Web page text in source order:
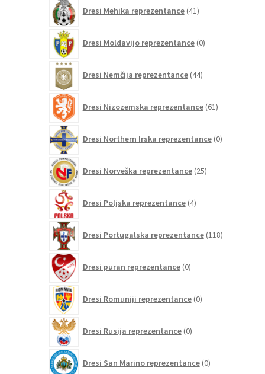
Dresi Mehika reprezentance 41izdelkov
Dresi Moldavijo reprezentance 0izdelkov
Dresi Nemčija reprezentance 44izdelkov
Dresi Nizozemska reprezentance 61izdelkov
Dresi Northern Irska reprezentance 0izdelkov
Dresi Norveška reprezentance 25izdelkov
Dresi Poljska reprezentance 4izdelki
Dresi Portugalska reprezentance 118izdelkov
Dresi puran reprezentance 0izdelkov
Dresi Romuniji reprezentance 0izdelkov
Dresi Rusija reprezentance 0izdelkov
Dresi San Marino reprezentance 0izdelkov